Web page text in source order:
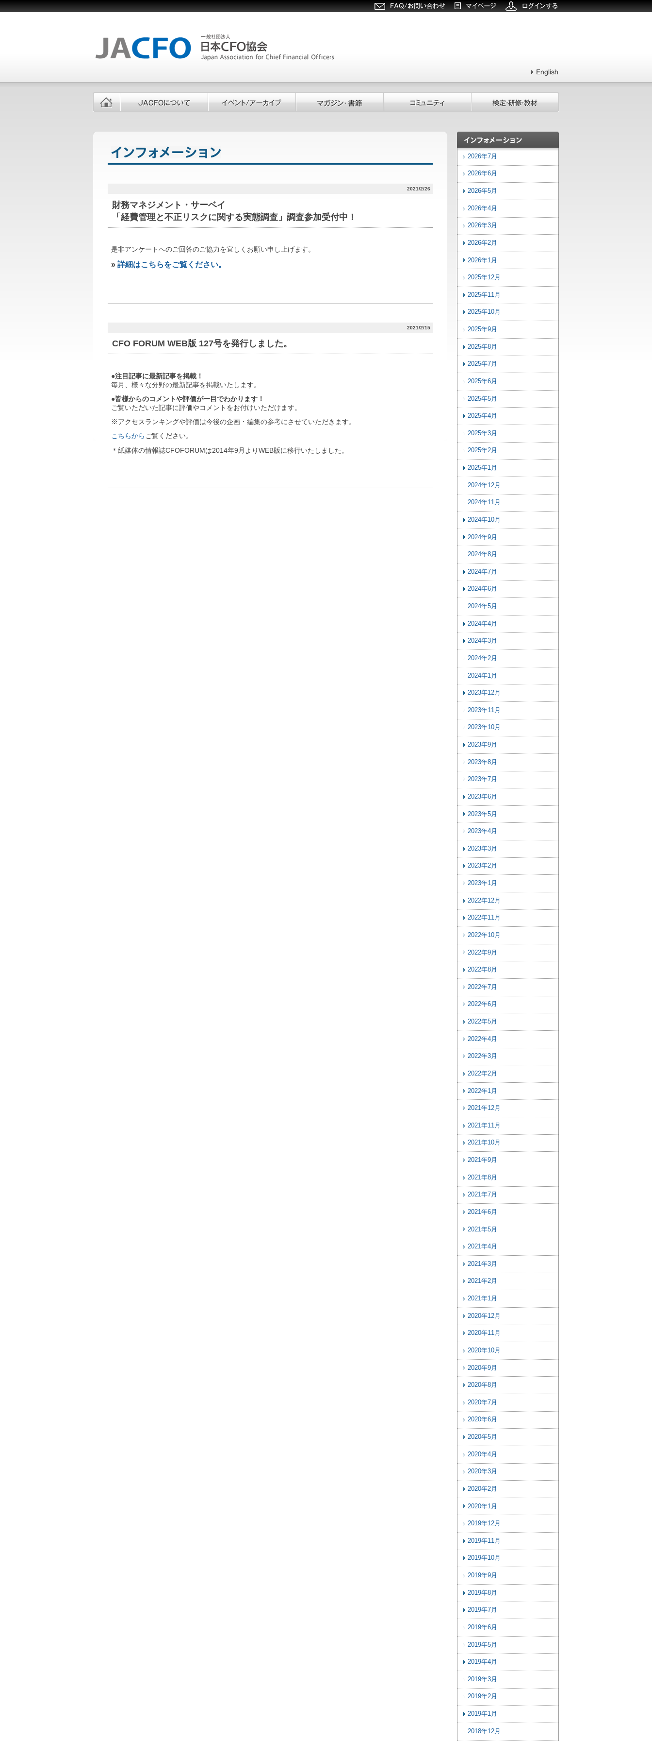
2021/2/26
財務マネジメント・サーベイ
「経費管理と不正リスクに関する実態調査」調査参加受付中！
是非アンケートへのご回答のご協力を宜しくお願い申し上げます。
» 詳細はこちらをご覧ください。
2021/2/15
CFO FORUM WEB版 127号を発行しました。
●注目記事に最新記事を掲載！
毎月、様々な分野の最新記事を掲載いたします。
●皆様からのコメントや評価が一目でわかります！
ご覧いただいた記事に評価やコメントをお付けいただけます。
※アクセスランキングや評価は今後の企画・編集の参考にさせていただきます。
こちらからご覧ください。
＊紙媒体の情報誌CFOFORUMは2014年9月よりWEB版に移行いたしました。
2026年7月
2026年6月
2026年5月
2026年4月
2026年3月
2026年2月
2026年1月
2025年12月
2025年11月
2025年10月
2025年9月
2025年8月
2025年7月
2025年6月
2025年5月
2025年4月
2025年3月
2025年2月
2025年1月
2024年12月
2024年11月
2024年10月
2024年9月
2024年8月
2024年7月
2024年6月
2024年5月
2024年4月
2024年3月
2024年2月
2024年1月
2023年12月
2023年11月
2023年10月
2023年9月
2023年8月
2023年7月
2023年6月
2023年5月
2023年4月
2023年3月
2023年2月
2023年1月
2022年12月
2022年11月
2022年10月
2022年9月
2022年8月
2022年7月
2022年6月
2022年5月
2022年4月
2022年3月
2022年2月
2022年1月
2021年12月
2021年11月
2021年10月
2021年9月
2021年8月
2021年7月
2021年6月
2021年5月
2021年4月
2021年3月
2021年2月
2021年1月
2020年12月
2020年11月
2020年10月
2020年9月
2020年8月
2020年7月
2020年6月
2020年5月
2020年4月
2020年3月
2020年2月
2020年1月
2019年12月
2019年11月
2019年10月
2019年9月
2019年8月
2019年7月
2019年6月
2019年5月
2019年4月
2019年3月
2019年2月
2019年1月
2018年12月